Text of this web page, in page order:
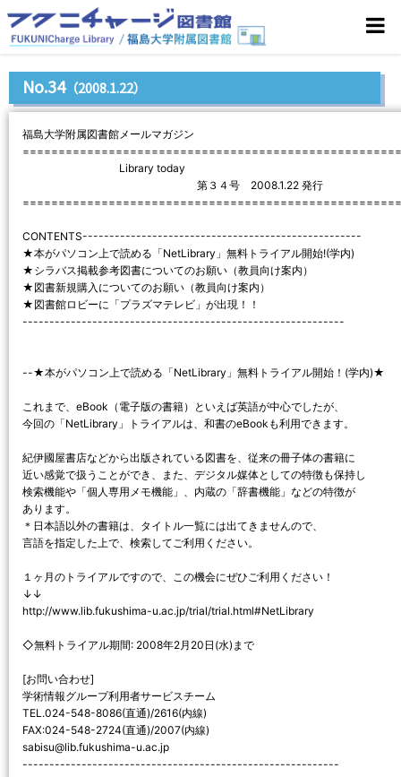
No.34（2008.1.22）
福島大学附属図書館メールマガジン
Library today
第３４号 2008.1.22 発行
CONTENTS----------------------------------------------------
★本がパソコン上で読める「NetLibrary」無料トライアル開始!(学内)
★シラバス掲載参考図書についてのお願い（教員向け案内）
★図書新規購入についてのお願い（教員向け案内）
★図書館ロビーに「プラズマテレビ」が出現！！
------------------------------------------------------------
--★本がパソコン上で読める「NetLibrary」無料トライアル開始！(学内)★
これまで、eBook（電子版の書籍）といえば英語が中心でしたが、
今回の「NetLibrary」トライアルは、和書のeBookも利用できます。
紀伊國屋書店などから出版されている図書を、従来の冊子体の書籍に
近い感覚で扱うことができ、また、デジタル媒体としての特徴も保持し
検索機能や「個人専用メモ機能」、内蔵の「辞書機能」などの特徴が
あります。
＊日本語以外の書籍は、タイトル一覧には出てきませんので、
言語を指定した上で、検索してご利用ください。
１ヶ月のトライアルですので、この機会にぜひご利用ください！
↓↓
http://www.lib.fukushima-u.ac.jp/trial/trial.html#NetLibrary
◇無料トライアル期間: 2008年2月20日(水)まで
[お問い合わせ]
学術情報グループ利用者サービスチーム
TEL.024-548-8086(直通)/2616(内線)
FAX:024-548-2724(直通)/2007(内線)
sabisu@lib.fukushima-u.ac.jp
-----------------------------------------------------------